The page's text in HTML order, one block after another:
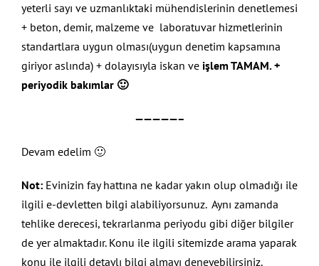
yeterli sayı ve uzmanlıktaki mühendislerinin denetlemesi
+ beton, demir, malzeme ve laboratuvar hizmetlerinin
standartlara uygun olması(uygun denetim kapsamına
giriyor aslında) + dolayısıyla iskan ve işlem TAMAM. +
periyodik bakımlar 🙂
—————–
Devam edelim 🙂
Not:Evinizin fay hattına ne kadar yakın olup olmadığı ile
ilgili e-devletten bilgi alabiliyorsunuz. Aynı zamanda
tehlike derecesi, tekrarlanma periyodu gibi diğer bilgiler
de yer almaktadır. Konu ile ilgili sitemizde arama yaparak
konu ile ilgili detaylı bilgi almayı deneyebilirsiniz.